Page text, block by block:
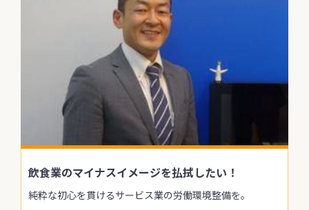
飲食業のマイナスイメージを払拭したい！
純粋な初心を貫けるサービス業の労働環境整備を。